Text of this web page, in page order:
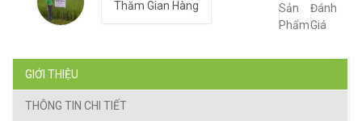
Thăm Gian Hàng
Sản
Phẩm
Đánh
Giá
GIỚI THIỆU
THÔNG TIN CHI TIẾT